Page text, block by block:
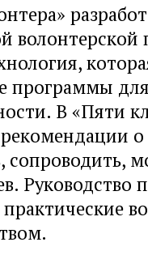
программы
В «Пяти
о
сопроводить,
Руководство